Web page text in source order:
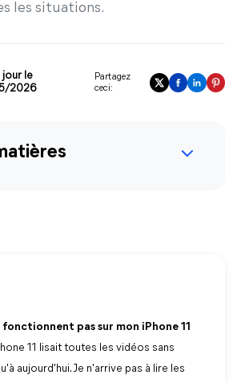
les situations.
jour le
2026
Partagez
ceci:
fonctionnent pas sur mon iPhone 11
11 lisait toutes les vidéos sans
aujourd'hui. Je n'arrive pas à lire les